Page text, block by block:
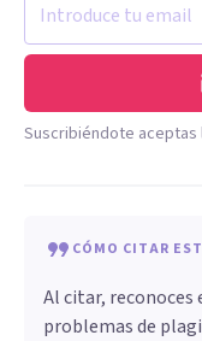
Suscribiéndote
CÓMO CITAR
Al citar,
problemas de